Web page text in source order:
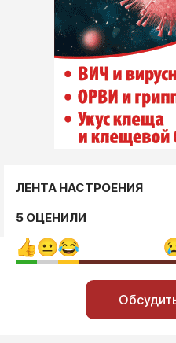
ЛЕНТА НАСТРОЕНИЯ
5 ОЦЕНИЛИ